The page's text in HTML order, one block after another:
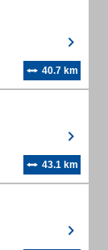
40.7 km
43.1 km